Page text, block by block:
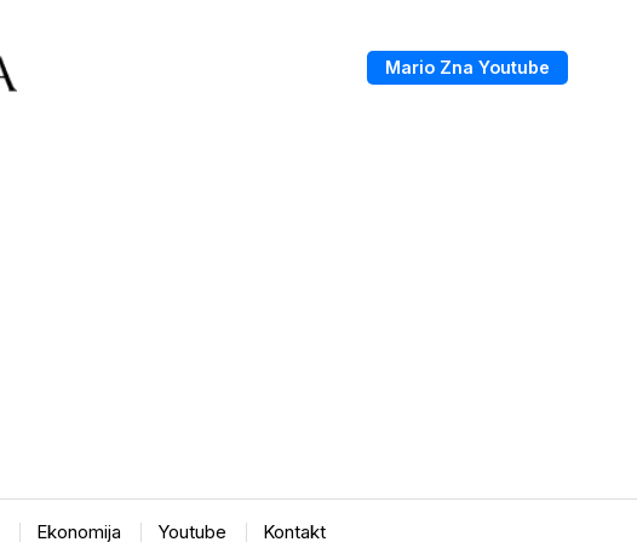
Mario Zna Youtube
Ekonomija Youtube Kontakt